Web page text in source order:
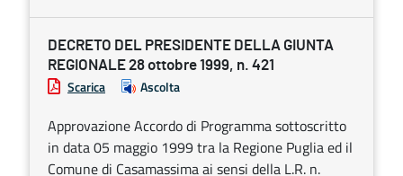
DECRETO DEL PRESIDENTE DELLA GIUNTA
REGIONALE 28 ottobre 1999, n. 421
Scarica Ascolta
Approvazione Accordo di Programma sottoscritto
in data 05 maggio 1999 tra la Regione Puglia ed il
Comune di Casamassima ai sensi della L.R. n.